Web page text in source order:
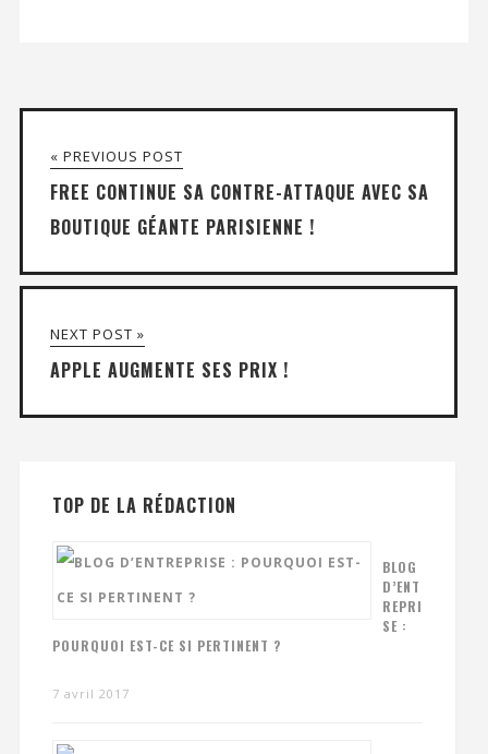
« PREVIOUS POST
FREE CONTINUE SA CONTRE-ATTAQUE AVEC SA
BOUTIQUE GÉANTE PARISIENNE !
NEXT POST »
APPLE AUGMENTE SES PRIX !
TOP DE LA RÉDACTION
BLOG
D’ENT
REPRI
SE :
POURQUOI EST-CE SI PERTINENT ?
7 avril 2017